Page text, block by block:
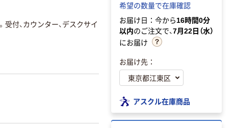
付、カウンター、デスクサイ
希望の数量で在庫確認
お届け日：今から16時間0分
以内のご注文で、7月22日（水）
にお届け
お届け先：
アスクル在庫商品